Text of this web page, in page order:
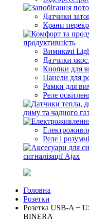
Датчики
Крани
продуктивність
Вимикачі
Датчики
Кнопки для
Панели для
Рамки для
Реле
диму та чадного
Реле і
сигналізації Ajax
Головна
Розетки
Розетка USB-A +
BINERA